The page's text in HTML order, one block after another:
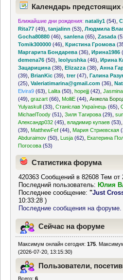
Календарь
Ближайшие дни рождения: nataliy1 (54) ,
Rita77 (49) ,tanjalinn (53) ,Людмила
Gocha80880 (46) ,sanlena (65) ,Zasada
Tomik300000 (46) ,Кристина Громова
Маргарита Бондарева (36) ,Ирина1986
demena76 (50) ,leolyushka (46) ,Ирина
Зацарицина (38) ,Elizazza (38) ,Анна
(39) ,BrianKic (39) ,trer(47) ,Галина
(25) ,Valeriatimarina@gmail.com (36) ,
Elvira9 (63) Lalita (50) ,hopejjj (42) ,Jasmina
(49) ,grazart (66) MolliE (44) ,Анжела
Yulyaskull (33) ,Станіслав Українець (65) ,
MichaelToody (51) ,Зиля Тагирова (29) ,
Александр032 (45) ,владимир купаев (53)
(39)
MatthewFef (44) Мария Стриевская
Abduraimov (50) Lusja (62) Екатерина
Погосова (53)
Статистика форума
420363 Сообщений в 82608 Тем от
Последний пользователь: Юлия
Последнее сообщение:"Just
10:33:28 )
Последние сообщения на форуме.
Сейчас на форуме
Максимум онлайн сегодня:175 .
(2026-07-20, 13:15:30)
Пользователи,
Всего:6